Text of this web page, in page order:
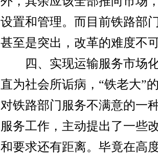
设置和管理。而目前铁路部
甚至是突出，改革的难度不
四、实现运输服务市场化
直为社会所诟病，“铁老大”
对铁路部门服务不满意的一
服务工作，主动提出了一些
和要求还有距离。毕竟在高